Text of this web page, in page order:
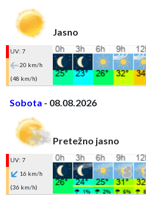
Jasno
UV: 7
20 km/h
(48 km/h)
Sobota - 08.08.2026
Pretežno jasno
UV: 7
16 km/h
(36 km/h)